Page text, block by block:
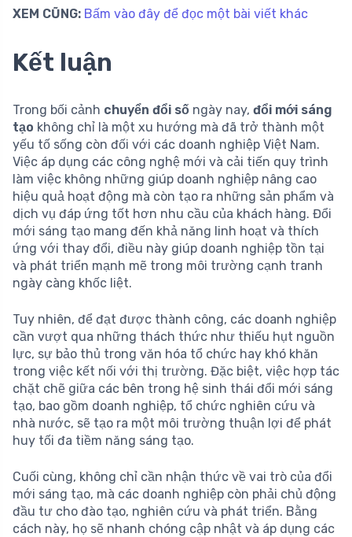
XEM CŨNG: Bấm vào đây để đọc một bài viết khác
Kết luận
Trong bối cảnh chuyển đổi số ngày nay, đổi mới sáng
tạo không chỉ là một xu hướng mà đã trở thành một
yếu tố sống còn đối với các doanh nghiệp Việt Nam.
Việc áp dụng các công nghệ mới và cải tiến quy trình
làm việc không những giúp doanh nghiệp nâng cao
hiệu quả hoạt động mà còn tạo ra những sản phẩm và
dịch vụ đáp ứng tốt hơn nhu cầu của khách hàng. Đổi
mới sáng tạo mang đến khả năng linh hoạt và thích
ứng với thay đổi, điều này giúp doanh nghiệp tồn tại
và phát triển mạnh mẽ trong môi trường cạnh tranh
ngày càng khốc liệt.
Tuy nhiên, để đạt được thành công, các doanh nghiệp
cần vượt qua những thách thức như thiếu hụt nguồn
lực, sự bảo thủ trong văn hóa tổ chức hay khó khăn
trong việc kết nối với thị trường. Đặc biệt, việc hợp tác
chặt chẽ giữa các bên trong hệ sinh thái đổi mới sáng
tạo, bao gồm doanh nghiệp, tổ chức nghiên cứu và
nhà nước, sẽ tạo ra một môi trường thuận lợi để phát
huy tối đa tiềm năng sáng tạo.
Cuối cùng, không chỉ cần nhận thức về vai trò của đổi
mới sáng tạo, mà các doanh nghiệp còn phải chủ động
đầu tư cho đào tạo, nghiên cứu và phát triển. Bằng
cách này, họ sẽ nhanh chóng cập nhật và áp dụng các